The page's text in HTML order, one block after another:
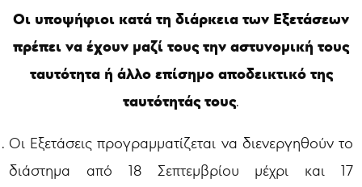
Οι υποψήφιοι κατά τη διάρκεια των Εξετάσεων
πρέπει να έχουν μαζί τους την αστυνομική τους
ταυτότητα ή άλλο επίσημο αποδεικτικό της
ταυτότητάς τους.
Οι Εξετάσεις προγραμματίζεται να διενεργηθούν το
διάστημα από 18 Σεπτεμβρίου μέχρι και 17